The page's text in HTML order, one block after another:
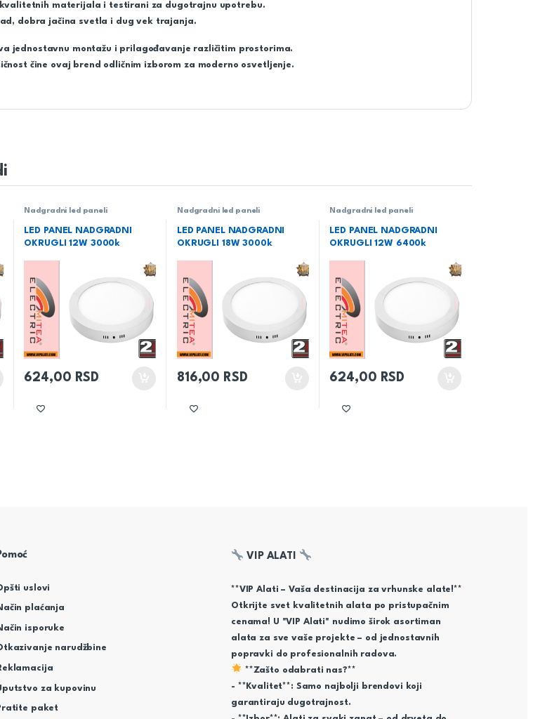
kvalitetnih materijala i testirani za dugotrajnu upotrebu.
dobra jačina svetla i dug vek trajanja.
jednostavnu montažu i prilagođavanje različitim prostorima.
čine ovaj brend odličnim izborom za moderno osvetljenje.
Nadgradni led paneli
LED PANEL NADGRADNI
OKRUGLI 12W 3000k
624,00 RSD
Nadgradni led paneli
LED PANEL NADGRADNI
OKRUGLI 18W 3000k
816,00 RSD
Nadgradni led paneli
LED PANEL NADGRADNI
OKRUGLI 12W 6400k
624,00 RSD
uslovi
plaćanja
isporuke
narudžbine
za kupovinu
paket
VIP ALATI
**VIP Alati – Vaša destinacija za vrhunske alate!**
Otkrijte svet kvalitetnih alata po pristupačnim
cenama! U "VIP Alati" nudimo širok asortiman
alata za sve vaše projekte – od jednostavnih
popravki do profesionalnih radova.
**Zašto odabrati nas?**
- **Kvalitet**: Samo najbolji brendovi koji
garantiraju dugotrajnost.